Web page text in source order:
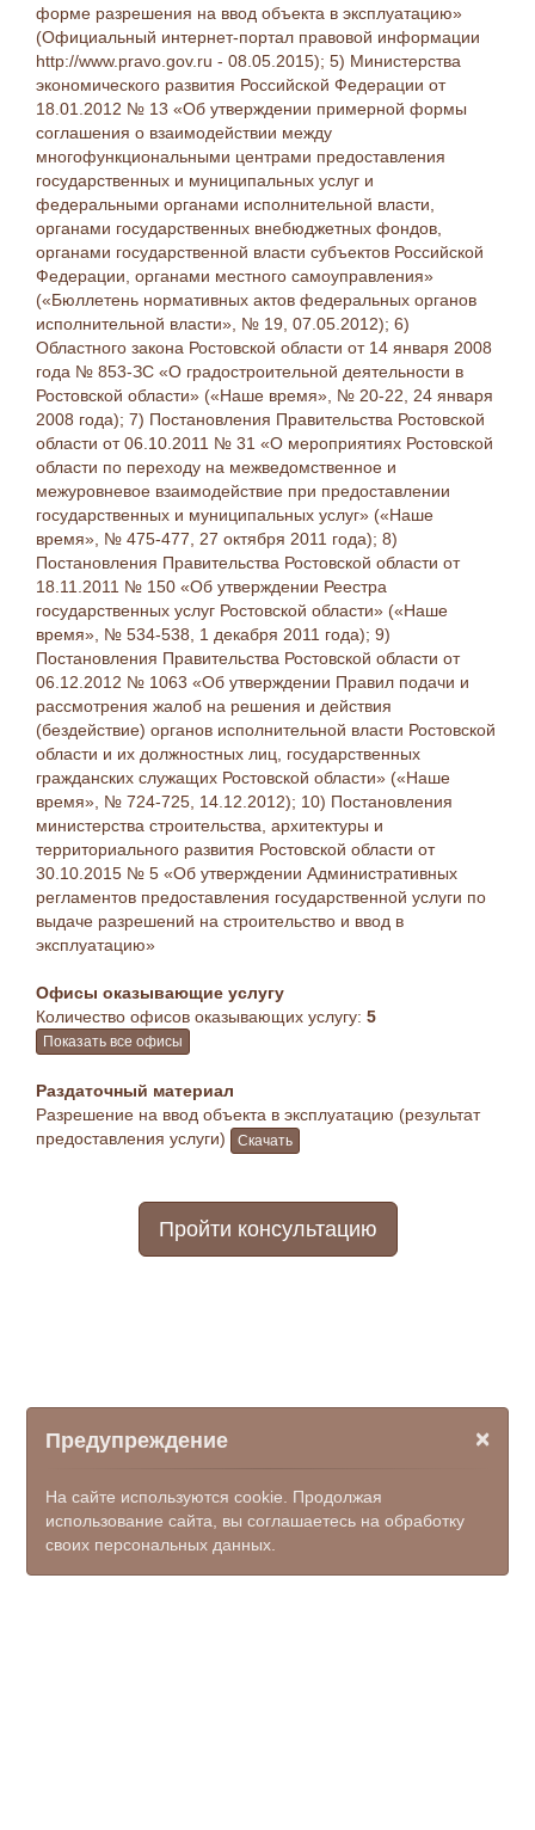
форме разрешения на ввод объекта в эксплуатацию»
(Официальный интернет-портал правовой информации
http://www.pravo.gov.ru - 08.05.2015); 5) Министерства
экономического развития Российской Федерации от
18.01.2012 № 13 «Об утверждении примерной формы
соглашения о взаимодействии между
многофункциональными центрами предоставления
государственных и муниципальных услуг и
федеральными органами исполнительной власти,
органами государственных внебюджетных фондов,
органами государственной власти субъектов Российской
Федерации, органами местного самоуправления»
(«Бюллетень нормативных актов федеральных органов
исполнительной власти», № 19, 07.05.2012); 6)
Областного закона Ростовской области от 14 января 2008
года № 853-ЗС «О градостроительной деятельности в
Ростовской области» («Наше время», № 20-22, 24 января
2008 года); 7) Постановления Правительства Ростовской
области от 06.10.2011 № 31 «О мероприятиях Ростовской
области по переходу на межведомственное и
межуровневое взаимодействие при предоставлении
государственных и муниципальных услуг» («Наше
время», № 475-477, 27 октября 2011 года); 8)
Постановления Правительства Ростовской области от
18.11.2011 № 150 «Об утверждении Реестра
государственных услуг Ростовской области» («Наше
время», № 534-538, 1 декабря 2011 года); 9)
Постановления Правительства Ростовской области от
06.12.2012 № 1063 «Об утверждении Правил подачи и
рассмотрения жалоб на решения и действия
(бездействие) органов исполнительной власти Ростовской
области и их должностных лиц, государственных
гражданских служащих Ростовской области» («Наше
время», № 724-725, 14.12.2012); 10) Постановления
министерства строительства, архитектуры и
территориального развития Ростовской области от
30.10.2015 № 5 «Об утверждении Административных
регламентов предоставления государственной услуги по
выдаче разрешений на строительство и ввод в
эксплуатацию»
Офисы оказывающие услугу
Количество офисов оказывающих услугу: 5
Показать все офисы
Раздаточный материал
Разрешение на ввод объекта в эксплуатацию (результат
предоставления услуги)
Скачать
Пройти консультацию
×
Предупреждение
На сайте используются cookie. Продолжая
использование сайта, вы соглашаетесь на обработку
своих персональных данных.